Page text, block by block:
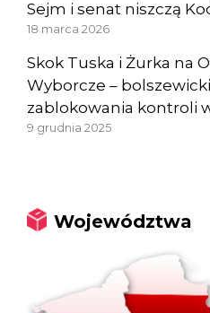
Sejm i senat niszczą
18 marca 2026
Skok Tuska i Żurka na
Wyborcze –
zablokowania kontroli
9 grudnia 2025
Województwa